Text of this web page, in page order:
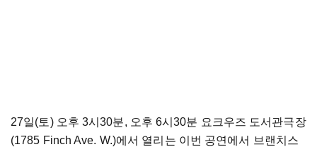
27일(토) 오후 3시30분, 오후 6시30분 요크우즈 도서관극장
(1785 Finch Ave. W.)에서 열리는 이번 공연에서 브랜치스